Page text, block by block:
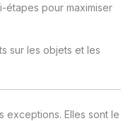
étapes pour maximiser
sur les objets et les
exceptions. Elles sont le